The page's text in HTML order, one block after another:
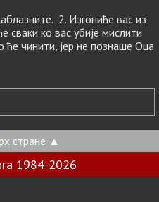
2. Изгониће вас из
сваки ко вас убије мислити
чинити, јер не познаше Оца
стране ▲
1984-2026